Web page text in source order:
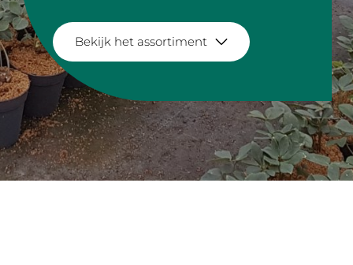
Bekijk het assortiment